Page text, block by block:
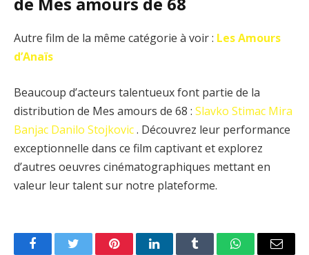
Autre film de la même catégorie à voir : Les Amours
d’Anaïs
Beaucoup d’acteurs talentueux font partie de la
distribution de Mes amours de 68 : Slavko Stimac Mira
Banjac Danilo Stojkovic. Découvrez leur performance
exceptionnelle dans ce film captivant et explorez
d’autres oeuvres cinématographiques mettant en
valeur leur talent sur notre plateforme.